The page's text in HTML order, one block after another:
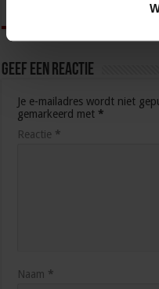
Geef een reactie
Je e-mailadres wordt niet
gemarkeerd met *
Reactie *
Naam *